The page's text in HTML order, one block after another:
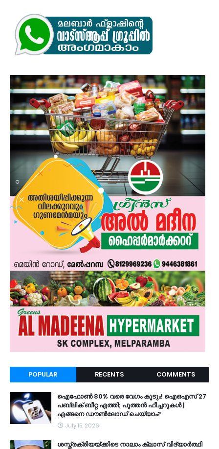
POPULAR RECENTS COMMENTS
ഐഫോൺ 80% വരെ വേഗം കൂടും! ഐഒഎസ് 27
പബ്ലിക് ബീറ്റ എത്തി; പുത്തൻ ഫീച്ചറുകൾ |
എങ്ങനെ ഡൗൺലോഡ് ചെയ്യാം?
July 15, 2026
ശസ്ത്രക്രിയയ്ക്കിടെ നാലാം ക്ലാസ് വിദ്യാർത്ഥി